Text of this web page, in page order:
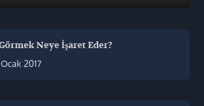
Neye İşaret Eder?
Ocak 2017